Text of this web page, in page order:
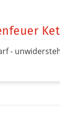
-